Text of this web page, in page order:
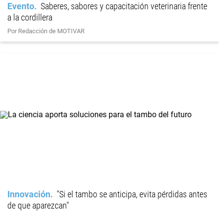
Evento
Saberes, sabores y capacitación veterinaria frente
a la cordillera
Por Redacción de MOTIVAR
Innovación
"Si el tambo se anticipa, evita pérdidas antes
de que aparezcan"